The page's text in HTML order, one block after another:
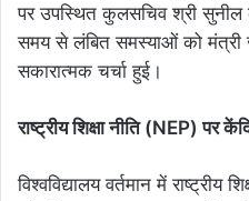
पर उपस्थित कुलसचिव श्री सुनील
समय से लंबित समस्याओं को मंत्री
सकारात्मक चर्चा हुई।
राष्ट्रीय शिक्षा नीति (NEP) पर
विश्वविद्यालय वर्तमान में राष्ट्रीय